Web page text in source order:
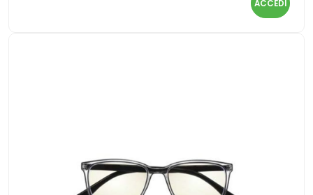
ACCEDI